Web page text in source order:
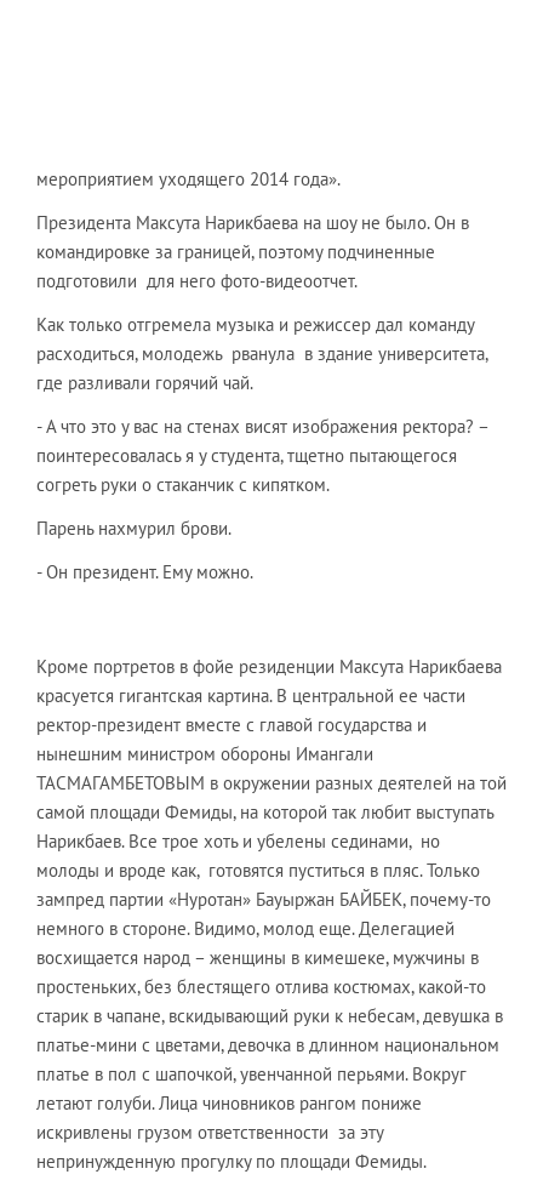
мероприятием уходящего 2014 года».
Президента Максута Нарикбаева на шоу не было. Он в
командировке за границей, поэтому подчиненные
подготовили для него фото-видеоотчет.
Как только отгремела музыка и режиссер дал команду
расходиться, молодежь рванула в здание университета,
где разливали горячий чай.
- А что это у вас на стенах висят изображения ректора? –
поинтересовалась я у студента, тщетно пытающегося
согреть руки о стаканчик с кипятком.
Парень нахмурил брови.
- Он президент. Ему можно.
Кроме портретов в фойе резиденции Максута Нарикбаева
красуется гигантская картина. В центральной ее части
ректор-президент вместе с главой государства и
нынешним министром обороны Имангали
ТАСМАГАМБЕТОВЫМ в окружении разных деятелей на той
самой площади Фемиды, на которой так любит выступать
Нарикбаев. Все трое хоть и убелены сединами, но
молоды и вроде как, готовятся пуститься в пляс. Только
зампред партии «Нуротан» Бауыржан БАЙБЕК, почему-то
немного в стороне. Видимо, молод еще. Делегацией
восхищается народ – женщины в кимешеке, мужчины в
простеньких, без блестящего отлива костюмах, какой-то
старик в чапане, вскидывающий руки к небесам, девушка в
платье-мини с цветами, девочка в длинном национальном
платье в пол с шапочкой, увенчанной перьями. Вокруг
летают голуби. Лица чиновников рангом пониже
искривлены грузом ответственности за эту
непринужденную прогулку по площади Фемиды.